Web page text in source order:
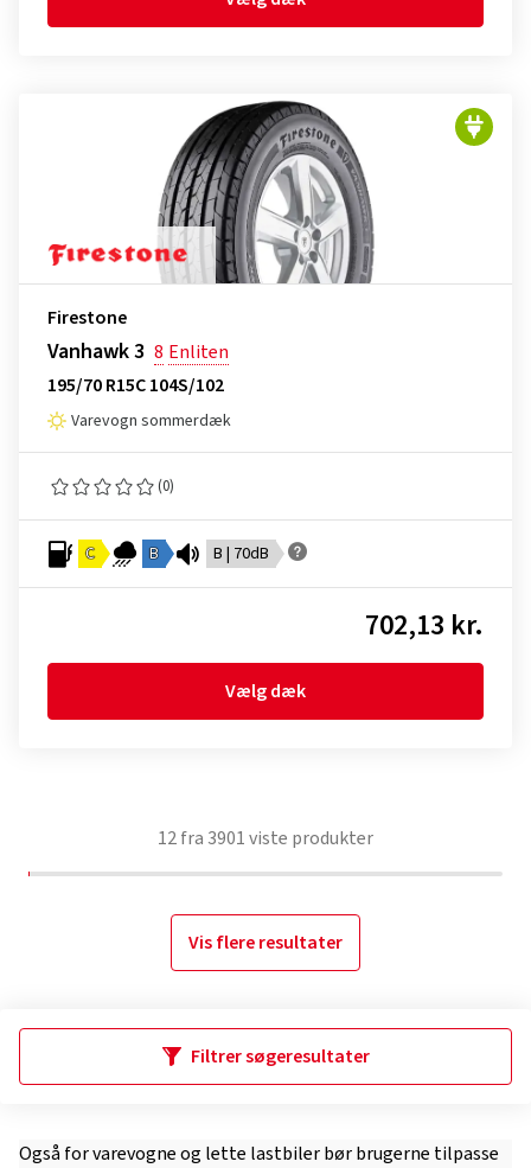
Firestone
Vanhawk 3 8 Enliten
195/70 R15C 104S/102
Varevogn sommerdæk
(0)
C B B | 70dB
702,13 kr.
Vælg dæk
12fra 3901viste produkter
Vis flere resultater
Filtrer søgeresultater
Også for varevogne og lette lastbiler bør brugerne tilpasse